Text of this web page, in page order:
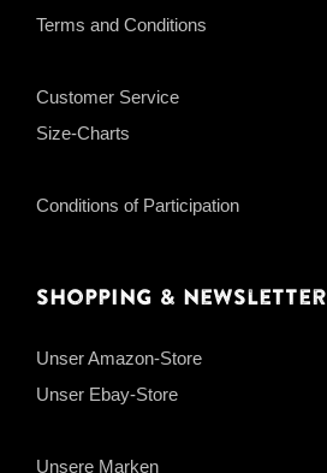
Terms and Conditions
Customer Service
Size-Charts
Conditions of Participation
Shopping & Newsletter
Unser Amazon-Store
Unser Ebay-Store
Unsere Marken